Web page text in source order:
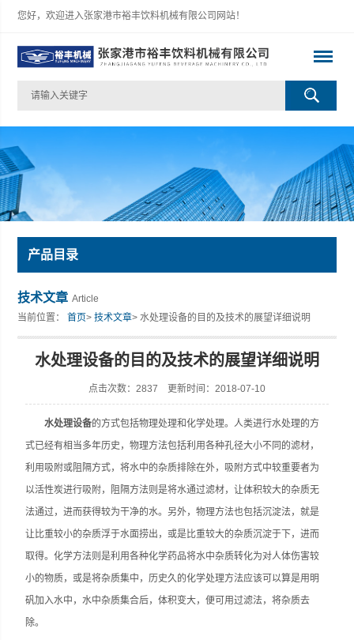
您好，欢迎进入张家港市裕丰饮料机械有限公司网站！
张家港市裕丰饮料机械有限公司
产品目录
技术文章 Article
当前位置：首页>技术文章> 水处理设备的目的及技术的展望详细说明
水处理设备的目的及技术的展望详细说明
点击次数：2837 更新时间：2018-07-10
水处理设备的方式包括物理处理和化学处理。人类进行水处理的方
式已经有相当多年历史，物理方法包括利用各种孔径大小不同的滤材，
利用吸附或阻隔方式，将水中的杂质排除在外，吸附方式中较重要者为
以活性炭进行吸附，阻隔方法则是将水通过滤材，让体积较大的杂质无
法通过，进而获得较为干净的水。另外，物理方法也包括沉淀法，就是
让比重较小的杂质浮于水面捞出，或是比重较大的杂质沉淀于下，进而
取得。化学方法则是利用各种化学药品将水中杂质转化为对人体伤害较
小的物质，或是将杂质集中，历史久的化学处理方法应该可以算是用明
矾加入水中，水中杂质集合后，体积变大，便可用过滤法，将杂质去
除。